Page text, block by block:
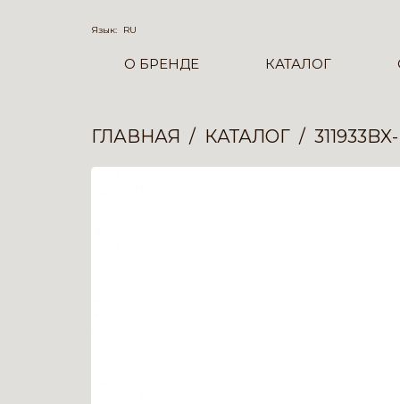
Язык: RU
О БРЕНДЕ КАТАЛОГ
ГЛАВНАЯ КАТАЛОГ